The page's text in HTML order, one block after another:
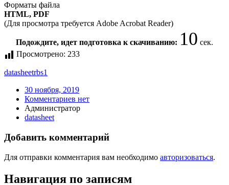
Форматы файла
HTML, PDF
(Для просмотра требуется Adobe Acrobat Reader)
Подождите, идет подготовка к скачиванию: 10 сек.
Просмотрено: 233
datasheetrbs1
30 ноября, 2019
Комментариев нет
Администратор
datasheet
Добавить комментарий
Для отправки комментария вам необходимо авторизоваться.
Навигация по записям